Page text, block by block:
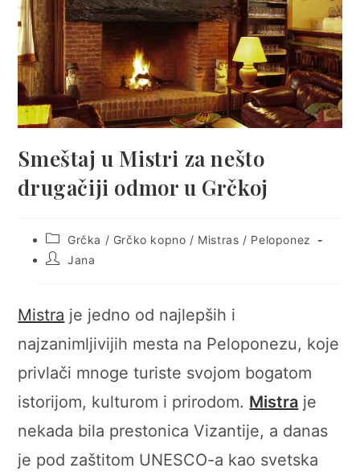
Smeštaj u Mistri za nešto
drugačiji odmor u Grčkoj
Post
category:
Grčka / Grčko kopno / Mistras / Peloponez
Post Jana
Mistra je jedno od najlepših i
najzanimljivijih mesta na Peloponezu, koje
privlači mnoge turiste svojom bogatom
istorijom, kulturom i prirodom. Mistra je
nekada bila prestonica Vizantije, a danas
je pod zaštitom UNESCO-a kao svetska